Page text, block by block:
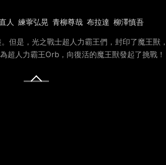
人 練薴弘晃 青柳尊哉 布拉達 柳澤慎吾
是，光之戰士超人力霸王們，封印了魔王獸
人力霸王Orb，向復活的魔王獸發起了挑戰！